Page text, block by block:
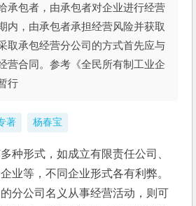
承包者，由承包者对企业进行经营
内，由承包者承担经营风险并获取
取承包经营分公司的方式首先应与
营合同。参考《全民所有制工业企
行
著 杨春宝
种形式，如成立有限责任公司、
业等，不同企业形式各有利弊。
分公司名义从事经营活动，则可